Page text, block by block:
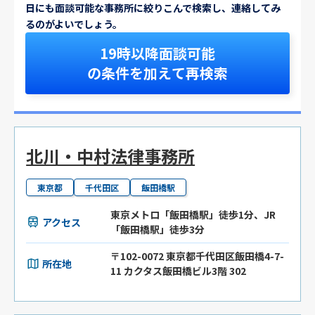
日にも面談可能な事務所に絞りこんで検索し、連絡してみ
るのがよいでしょう。
19時以降面談可能
の条件を加えて再検索
北川・中村法律事務所
東京都 千代田区 飯田橋駅
アクセス
東京メトロ「飯田橋駅」徒歩1分、JR
「飯田橋駅」徒歩3分
所在地
〒102-0072 東京都千代田区飯田橋4-7-
11 カクタス飯田橋ビル3階 302